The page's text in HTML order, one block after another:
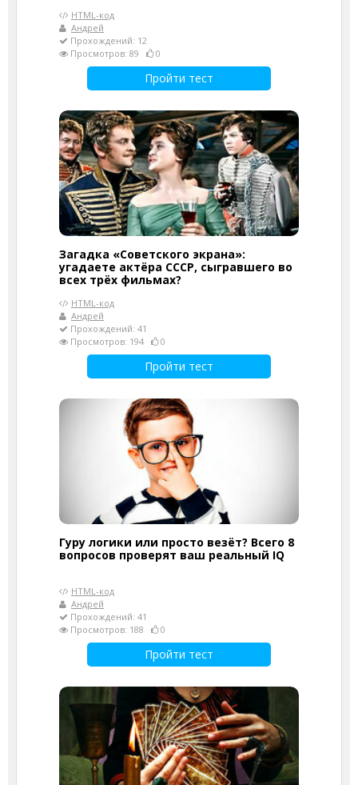
HTML-код
Андрей
Прохождений: 12
Просмотров: 89
0
Пройти тест
Загадка «Советского экрана»:
угадаете актёра СССР, сыгравшего во
всех трёх фильмах?
HTML-код
Андрей
Прохождений: 41
Просмотров: 194
0
Пройти тест
Гуру логики или просто везёт? Всего 8
вопросов проверят ваш реальный IQ
HTML-код
Андрей
Прохождений: 41
Просмотров: 188
0
Пройти тест